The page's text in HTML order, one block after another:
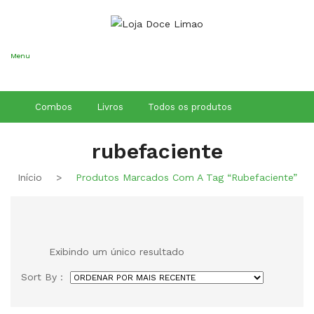
Menu
Combos Livros Todos os produtos
rubefaciente
Início > Produtos Marcados Com A Tag “rubefaciente”
Exibindo um único resultado
Sort By :
Conheça osNossos Cursos